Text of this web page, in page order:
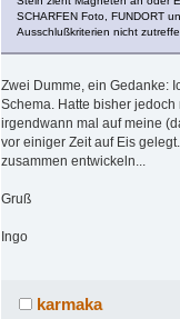
SCHARFEN Foto, FUNDORT
Ausschlußkriterien nicht
Zwei Dumme, ein Gedanke:
Schema. Hatte bisher
irgendwann mal auf meine
vor einiger Zeit auf Eis
zusammen entwickeln...
Gruß
Ingo
karmaka